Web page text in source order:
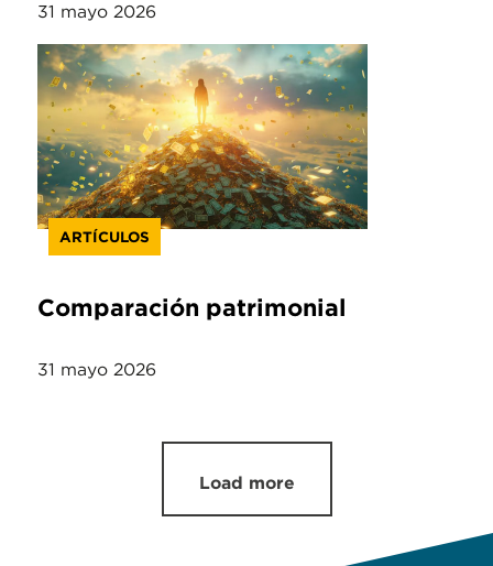
31 mayo 2026
ARTÍCULOS
Comparación patrimonial
31 mayo 2026
Load more